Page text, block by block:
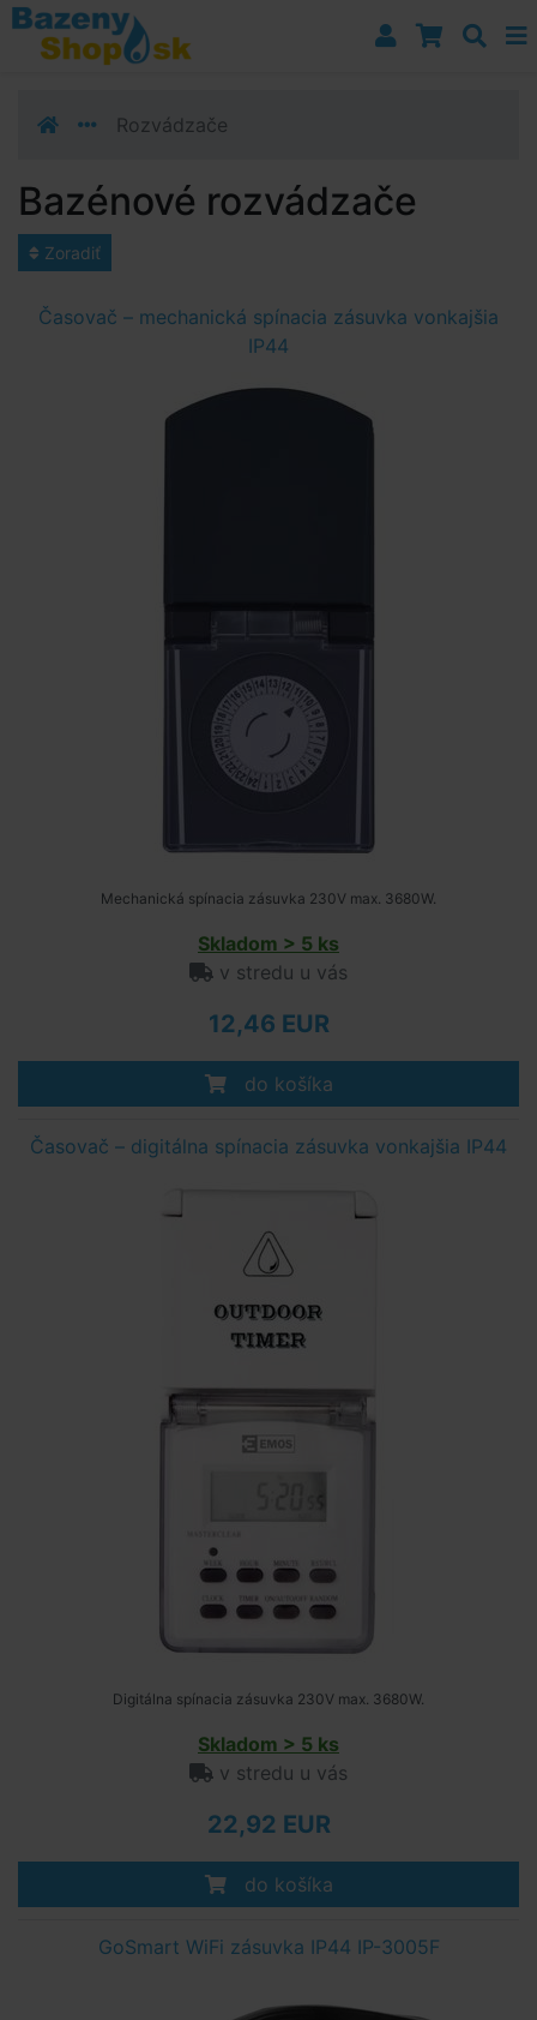
Prejsť k navigácii
Prejsť na obsah
Prejsť k bočnému stĺpci
Rozvádzače
Bazénové rozvádzače
Zoradiť
Časovač – mechanická spínacia zásuvka vonkajšia
IP44
Mechanická spínacia zásuvka 230V max. 3680W.
Skladom > 5 ks
v stredu u vás
12,46 EUR
do košíka
Časovač – digitálna spínacia zásuvka vonkajšia IP44
Digitálna spínacia zásuvka 230V max. 3680W.
Skladom > 5 ks
v stredu u vás
22,92 EUR
do košíka
GoSmart WiFi zásuvka IP44 IP-3005F